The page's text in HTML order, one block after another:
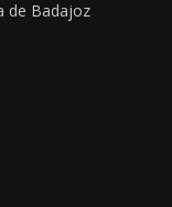
de Badajoz